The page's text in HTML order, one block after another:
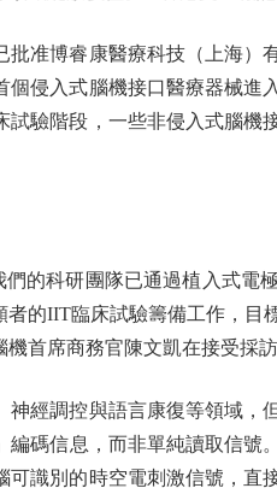
准博睿康醫療科技（上海）
侵入式腦機接口醫療器械進
驗階段，一些非侵入式腦機
科研團隊已通過植入式電
的IIT臨床試驗籌備工作，目
首席商務官陳文凱在接受採訪
調控與語言康復等領域，
碼信息，而非單純讀取信號
識別的時空電刺激信號，直